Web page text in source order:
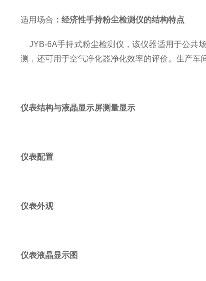
适用场合 ：经济性手持粉尘检测仪的结构特点
JYB-6A手持式粉尘检测仪，该仪器适用于公共
测，还可用于空气净化器净化效率的评价。生产车
仪表结构与液晶显示屏测量显示
仪表配置
仪表外观
仪表液晶显示图